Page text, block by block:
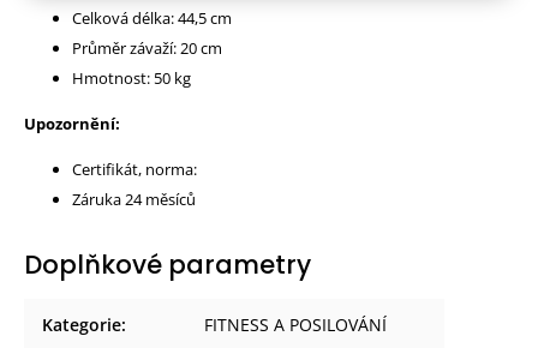
Celková délka: 44,5 cm
Průměr závaží: 20 cm
Hmotnost: 50 kg
Upozornění:
Certifikát, norma:
Záruka 24 měsíců
Doplňkové parametry
Kategorie: FITNESS A POSILOVÁNÍ